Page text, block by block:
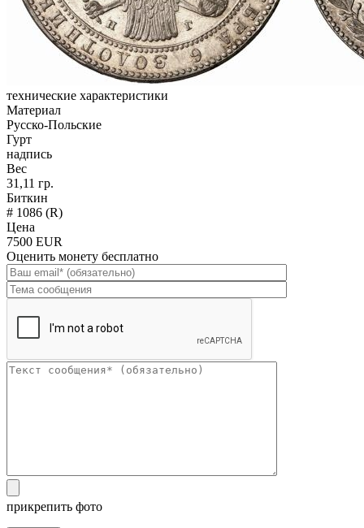
технические характеристики
Материал
Русско-Польские
Гурт
надпись
Вес
31,11 гр.
Биткин
# 1086 (R)
Цена
7500 EUR
Оценить монету бесплатно
прикрепить фото